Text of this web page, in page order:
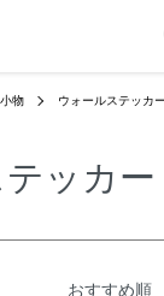
物 ウォールステッカ
ッカー
おすすめ順